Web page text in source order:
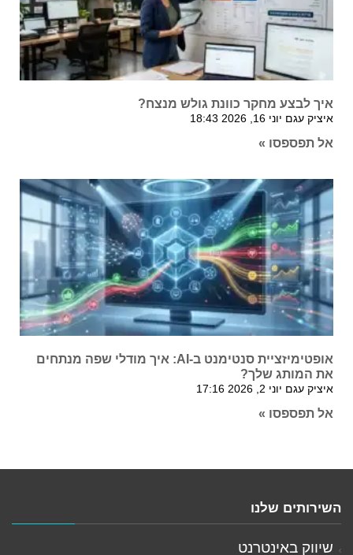
איך לבצע מחקר כוונת גולש מנצח?
איציק עגם יוני 16, 2026 18:43
אל תפספסו »
אופטימיזציית סנטימנט ב-AI: איך מודלי שפה מנתחים
את המותג שלך?
איציק עגם יוני 2, 2026 17:16
אל תפספסו »
השירותים שלנו
שיווק באינטרנט